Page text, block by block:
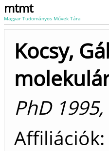
mtmt
Magyar Tudományos Művek Tára
Kocsy,
PhD
Affiliációk